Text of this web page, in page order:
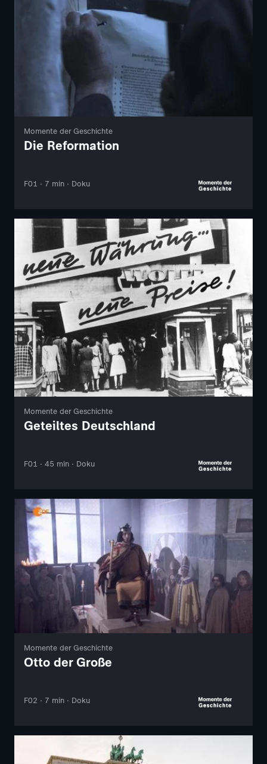
Momente der Geschichte
Die Reformation
F01 · 7 min · Doku
Momente der Geschichte
Geteiltes Deutschland
F01 · 45 min · Doku
Momente der Geschichte
Otto der Große
F02 · 7 min · Doku